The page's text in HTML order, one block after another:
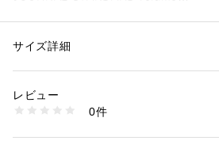
クセントに。
型崩れしにくいフォルムで日常使いに
性別：レディース
素材：本体:合成皮革
商品番号：
26092463003510 （ショップ）
サイズ詳細
レビュー
0件